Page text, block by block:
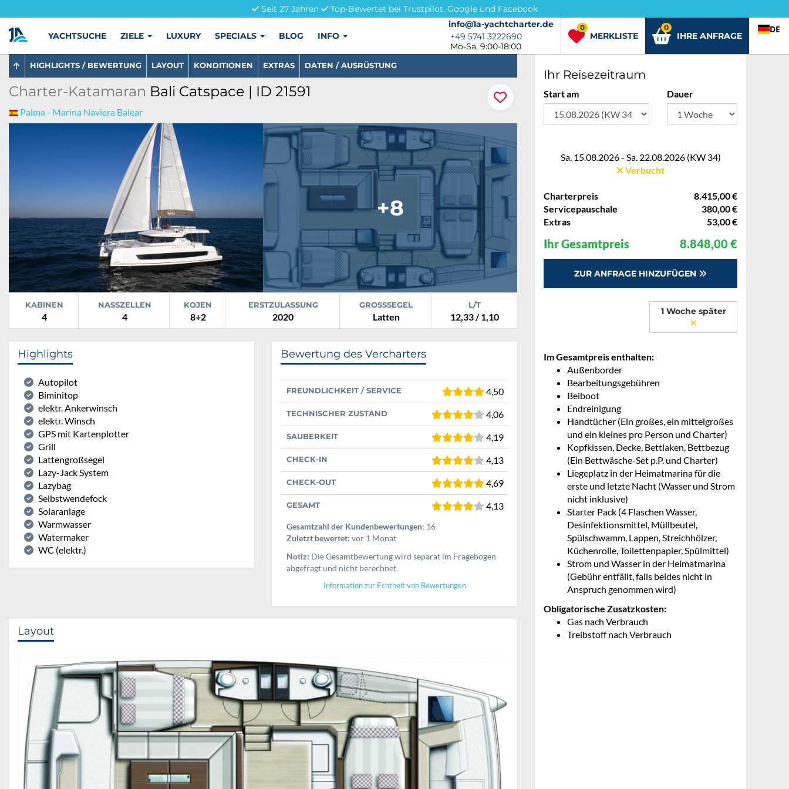
Seit 27 Jahren
Top-Bewertet bei Trustpilot, Google und Facebook
info@1a-yachtcharter.de
info@1a-yachtcharter.de
+49 5741 3222690
+49 5741 3222690
Mo-Sa, 9:00-18:00
MERKLISTE
0
IHRE ANFRAGE
0 DE
YACHTSUCHE ZIELE LUXURY SPECIALS BLOG INFO
HIGHLIGHTS / BEWERTUNG LAYOUT KONDITIONEN EXTRAS DATEN / AUSRÜSTUNG
Charter-Katamaran Bali Catspace | ID 21591
Palma - Marina Naviera Balear
+8
KABINEN
4
NASSZELLEN
4
KOJEN
8+2
ERSTZULASSUNG
2020
GROSSSEGEL
Latten
L/T
12,33 / 1,10
Highlights
Autopilot
Biminitop
elektr. Ankerwinsch
elektr. Winsch
GPS mit Kartenplotter
Grill
Lattengroßsegel
Lazy-Jack System
Lazybag
Selbstwendefock
Solaranlage
Warmwasser
Watermaker
WC (elektr.)
Bewertung des Vercharters
FREUNDLICHKEIT / SERVICE 4,50
TECHNISCHER ZUSTAND 4,06
SAUBERKEIT 4,19
CHECK-IN 4,13
CHECK-OUT 4,69
GESAMT 4,13
Gesamtzahl der Kundenbewertungen: 16
Zuletzt bewertet: vor 1 Monat
Notiz: Die Gesamtbewertung wird separat im Fragebogen
abgefragt und nicht berechnet.
Information zur Echtheit von Bewertungen
Layout
Ihr Reisezeitraum
Start am Dauer
Sa. 15.08.2026 - Sa. 22.08.2026 (KW 34)
Verbucht
Charterpreis
8.415,00 €
Servicepauschale
380,00 €
Extras
53,00 €
Ihr Gesamtpreis 8.848,00 €
ZUR ANFRAGE HINZUFÜGEN
1 Woche später
Im Gesamtpreis enthalten:
Außenborder
Bearbeitungsgebühren
Beiboot
Endreinigung
Handtücher (Ein großes, ein mittelgroßes
und ein kleines pro Person und Charter)
Kopfkissen, Decke, Bettlaken, Bettbezug
(Ein Bettwäsche-Set p.P. und Charter)
Liegeplatz in der Heimatmarina für die
erste und letzte Nacht (Wasser und Strom
nicht inklusive)
Starter Pack (4 Flaschen Wasser,
Desinfektionsmittel, Müllbeutel,
Spülschwamm, Lappen, Streichhölzer,
Küchenrolle, Toilettenpapier, Spülmittel)
Strom und Wasser in der Heimatmarina
(Gebühr entfällt, falls beides nicht in
Anspruch genommen wird)
Obligatorische Zusatzkosten:
Gas nach Verbrauch
Treibstoff nach Verbrauch